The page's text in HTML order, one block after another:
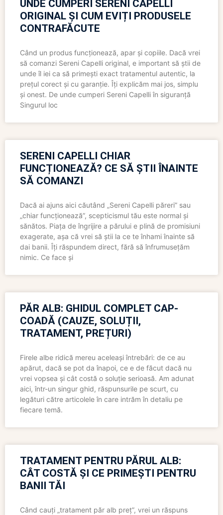
UNDE CUMPERI SERENI CAPELLI
ORIGINAL ȘI CUM EVIȚI PRODUSELE
CONTRAFĂCUTE
Când un produs funcționează, apar și copiile. Dacă vrei
să comanzi Sereni Capelli original, e important să știi de
unde îl iei ca să primești exact tratamentul autentic, la
prețul corect și cu garanție. Îți explicăm mai jos, simplu
și onest. De unde cumperi Sereni Capelli în siguranță
Singurul loc
SERENI CAPELLI CHIAR
FUNCȚIONEAZĂ? CE SĂ ȘTII ÎNAINTE
SĂ COMANZI
Dacă ai ajuns aici căutând „Sereni Capelli păreri” sau
„chiar funcționează”, scepticismul tău este normal și
sănătos. Piața de îngrijire a părului e plină de promisiuni
exagerate, așa că vrei să știi la ce te înhami înainte să
dai banii. Îți răspundem direct, fără să înfrumusețăm
nimic. Ce face și
PĂR ALB: GHIDUL COMPLET CAP-
COADĂ (CAUZE, SOLUȚII,
TRATAMENT, PREȚURI)
Firele albe ridică mereu aceleași întrebări: de ce au
apărut, dacă se pot da înapoi, ce e de făcut dacă nu
vrei vopsea și cât costă o soluție serioasă. Am adunat
aici, într-un singur ghid, răspunsurile pe scurt, cu
legături către articolele în care intrăm în detaliu pe
fiecare temă.
TRATAMENT PENTRU PĂRUL ALB:
CÂT COSTĂ ȘI CE PRIMEȘTI PENTRU
BANII TĂI
Când cauți „tratament păr alb preț”, vrei un răspuns